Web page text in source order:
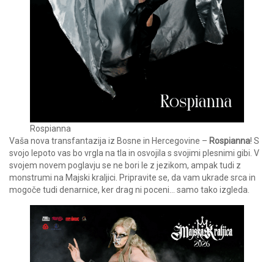
Rospianna
Vaša nova transfantazija iz Bosne in Hercegovine – Rospianna! S
svojo lepoto vas bo vrgla na tla in osvojila s svojimi plesnimi gibi. V
svojem novem poglavju se ne bori le z jezikom, ampak tudi z
monstrumi na Majski kraljici. Pripravite se, da vam ukrade srca in
mogoče tudi denarnice, ker drag ni poceni… samo tako izgleda.